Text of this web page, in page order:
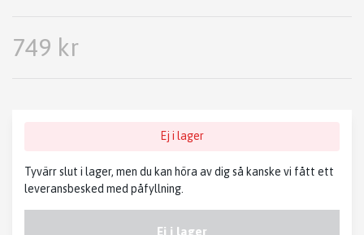
749 kr
Ej i lager
Tyvärr slut i lager, men du kan höra av dig så kanske vi fått ett
leveransbesked med påfyllning.
Ej i lager